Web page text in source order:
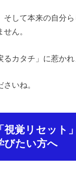
そして本来の自分
ん。
るカタチ」に惹かれ
いね。
視覚リセット
びたい方へ